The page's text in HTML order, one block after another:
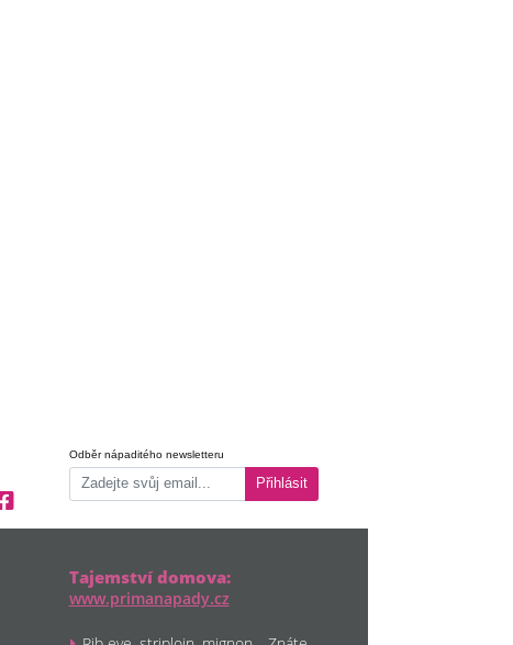
Odběr nápaditého newsletteru
Přihlásit
Tajemství domova:
www.primanapady.cz